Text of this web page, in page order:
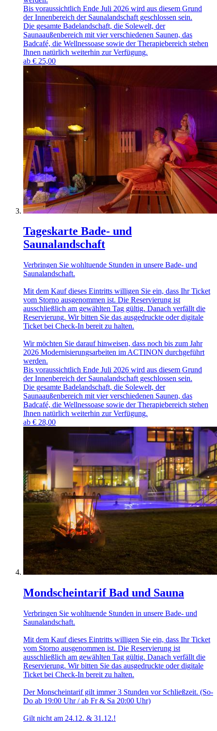
Bis voraussichtlich Ende Juli 2026 wird aus diesem Grund
der Innenbereich der Saunalandschaft geschlossen sein.
Die gesamte Badelandschaft, die Solewelt, der
Saunaaußenbereich mit vier verschiedenen Saunen, das
Badcafé, die Wellnessoase sowie der Therapiebereich stehen
Ihnen natürlich weiterhin zur Verfügung.
ab € 25,00
Tageskarte Bade- und
Saunalandschaft
Verbringen Sie wohltuende Stunden in unsere Bade- und
Saunalandschaft.
Mit dem Kauf dieses Eintritts willigen Sie ein, dass Ihr Ticket
vom Storno ausgenommen ist. Die Reservierung ist
ausschließlich am gewählten Tag gültig. Danach verfällt die
Reservierung. Wir bitten Sie das ausgedruckte oder digitale
Ticket bei Check-In bereit zu halten.
Wir möchten Sie darauf hinweisen, dass noch bis zum Jahr
2026 Modernisierungsarbeiten im ACTINON durchgeführt
werden.
Bis voraussichtlich Ende Juli 2026 wird aus diesem Grund
der Innenbereich der Saunalandschaft geschlossen sein.
Die gesamte Badelandschaft, die Solewelt, der
Saunaaußenbereich mit vier verschiedenen Saunen, das
Badcafé, die Wellnessoase sowie der Therapiebereich stehen
Ihnen natürlich weiterhin zur Verfügung.
ab € 28,00
Mondscheintarif Bad und Sauna
Verbringen Sie wohltuende Stunden in unsere Bade- und
Saunalandschaft.
Mit dem Kauf dieses Eintritts willigen Sie ein, dass Ihr Ticket
vom Storno ausgenommen ist. Die Reservierung ist
ausschließlich am gewählten Tag gültig. Danach verfällt die
Reservierung. Wir bitten Sie das ausgedruckte oder digitale
Ticket bei Check-In bereit zu halten.
Der Monscheintarif gilt immer 3 Stunden vor Schließzeit. (So-
Do ab 19:00 Uhr / ab Fr & Sa 20:00 Uhr)
Gilt nicht am 24.12. & 31.12.!